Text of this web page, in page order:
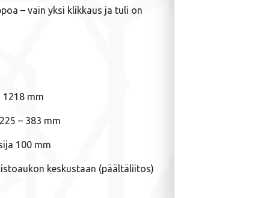
– vain yksi klikkaus ja tuli on
1218 mm
– 383 mm
100 mm
keskustaan (päältäliitos)